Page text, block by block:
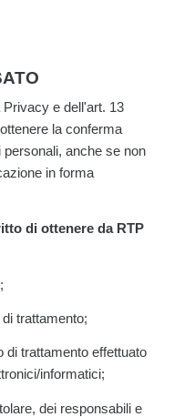
Privacy e dell'art. 13
la conferma
personali, anche se non
in forma
di ottenere da RTP
trattamento;
di trattamento effettuato
informatici;
dei responsabili e